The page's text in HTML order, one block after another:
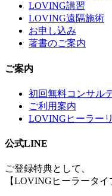
LOVING講習
LOVING遠隔施術
お申し込み
著書のご案内
ご案内
初回無料コンサル
ご利用案内
LOVINGヒーラー
公式LINE
ご登録特典として、
【LOVINGヒーラータ